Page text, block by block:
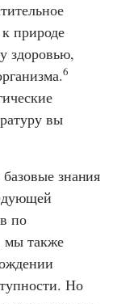
природе
здоровью,
6
вы
знания
по
мы также
Но